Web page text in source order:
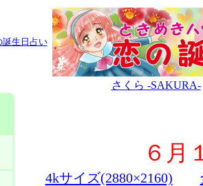
生日占い
さくら -SAKURA-
６月
4kサイズ(2880×2160)